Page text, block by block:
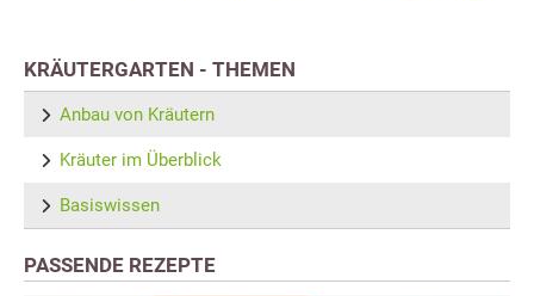
KRÄUTERGARTEN - THEMEN
Anbau von Kräutern
Kräuter im Überblick
Basiswissen
PASSENDE REZEPTE